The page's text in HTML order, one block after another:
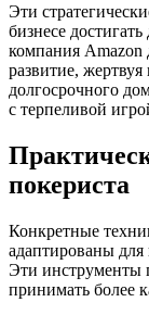
Эти
бизнесе
компания Amazon
развитие,
долгосрочного
с терпеливой
покериста
Конкретные
адаптированы для
Эти инструменты
принимать более